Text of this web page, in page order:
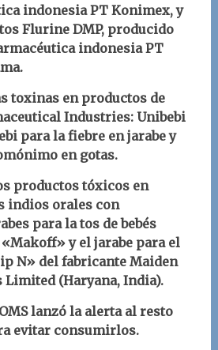
indonesia PT Konimex, y
Flurine DMP, producido
indonesia PT
toxinas en productos de
Industries: Unibebi
para la fiebre en jarabe y
en gotas.
productos tóxicos en
indios orales con
para la tos de bebés
y el jarabe para el
N» del fabricante Maiden
Limited (Haryana, India).
lanzó la alerta al resto
evitar consumirlos.